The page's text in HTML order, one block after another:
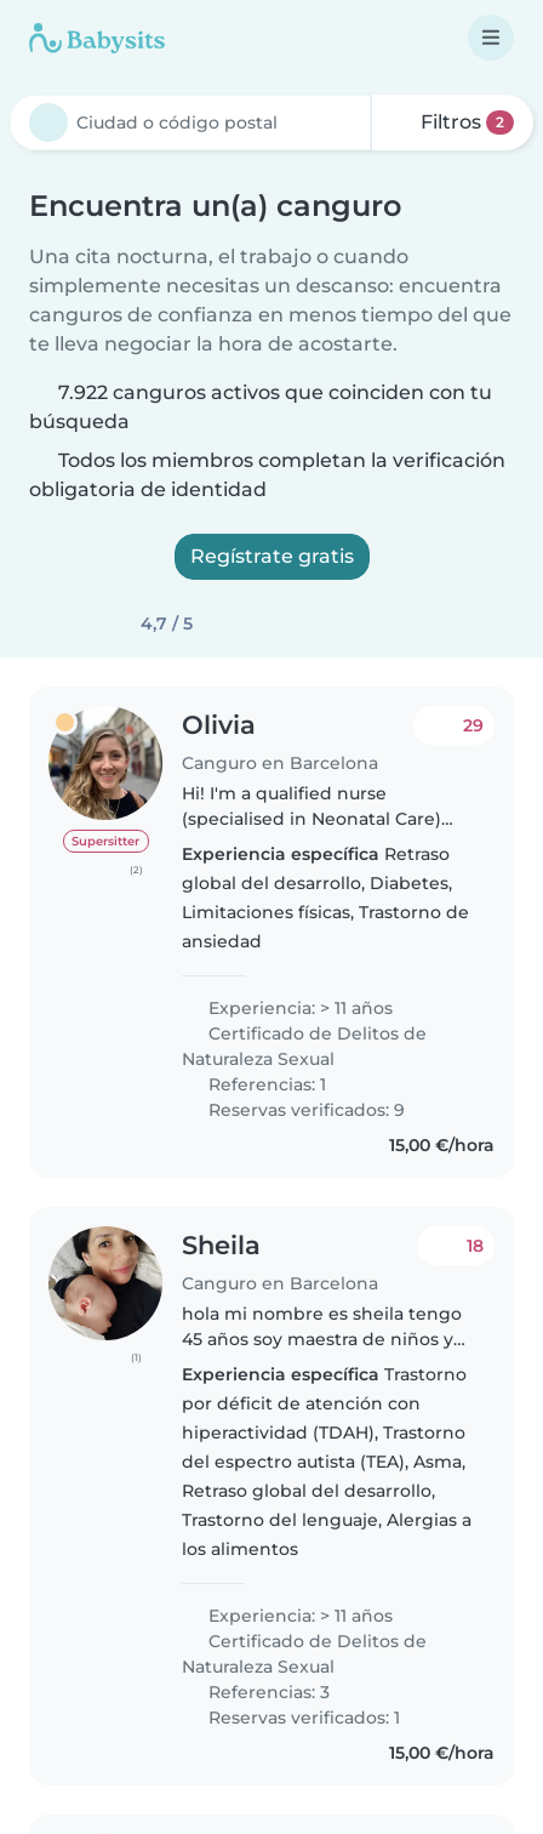
Filtros 2
Encuentra un(a) canguro
Una cita nocturna, el trabajo o cuando
simplemente necesitas un descanso: encuentra
canguros de confianza en menos tiempo del que
te lleva negociar la hora de acostarte.
7.922 canguros activos que coinciden con tu
búsqueda
Todos los miembros completan la verificación
obligatoria de identidad
Regístrate gratis
4,7 / 5
Supersitter
(2)
Olivia
Canguro en Barcelona
29
Hi! I'm a qualified nurse
(specialised in Neonatal Care)
from the UK with experience
caring for children and babies
(including premature and those
with special needs) in both
professional..
Experiencia específica Retraso
global del desarrollo, Diabetes,
Limitaciones físicas, Trastorno de
ansiedad
Experiencia: > 11 años
Certificado de Delitos de
Naturaleza Sexual
Referencias: 1
Reservas verificados: 9
15,00 €/hora
(1)
Sheila
Canguro en Barcelona
18
hola mi nombre es sheila tengo
45 años soy maestra de niños y
bebes nacionalidad peruana y
Española vivo en Barcelona
casada con español, tengo mas
de 15 años de experiencia como
maestra..
Experiencia específica Trastorno
por déficit de atención con
hiperactividad (TDAH), Trastorno
del espectro autista (TEA), Asma,
Retraso global del desarrollo,
Trastorno del lenguaje, Alergias a
los alimentos
Experiencia: > 11 años
Certificado de Delitos de
Naturaleza Sexual
Referencias: 3
Reservas verificados: 1
15,00 €/hora